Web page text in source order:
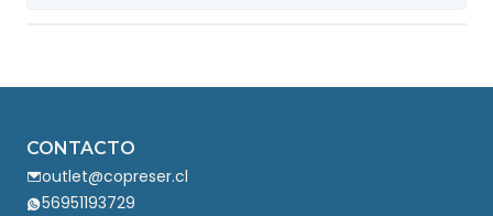
CONTACTO
outlet@copreser.cl
56951193729